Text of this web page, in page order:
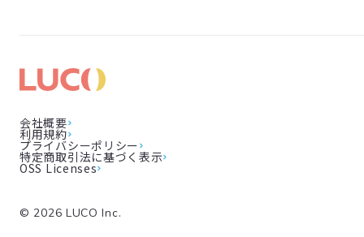
会社概要
利用規約
プライバシーポリシー
特定商取引法に基づく表示
OSS Licenses
© 2026 LUCO Inc.